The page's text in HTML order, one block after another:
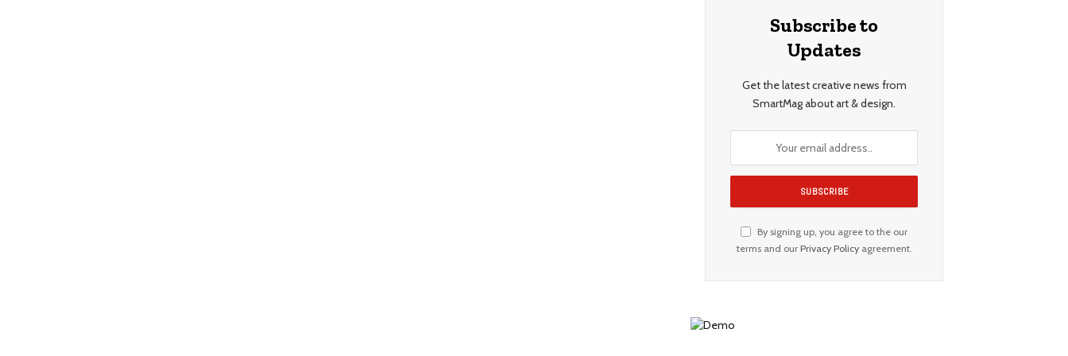
Subscribe to
Updates
Get the latest creative news from
SmartMag about art & design.
By signing up, you agree to the our
terms and our Privacy Policyagreement.